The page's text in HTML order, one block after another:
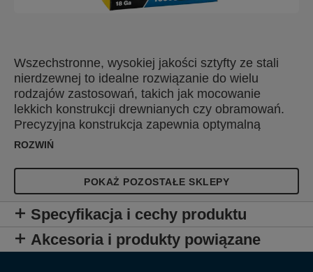
Wszechstronne, wysokiej jakości sztyfty ze stali
nierdzewnej to idealne rozwiązanie do wielu
rodzajów zastosowań, takich jak mocowanie
lekkich konstrukcji drewnianych czy obramowań.
Precyzyjna konstrukcja zapewnia optymalną
penetrację materiału. Zaprojektowane specjalnie
trudnych, wilgotnych warunkach.
ROZWIŃ
POKAŻ POZOSTAŁE SKLEPY
Specyfikacja i cechy produktu
Akcesoria i produkty powiązane